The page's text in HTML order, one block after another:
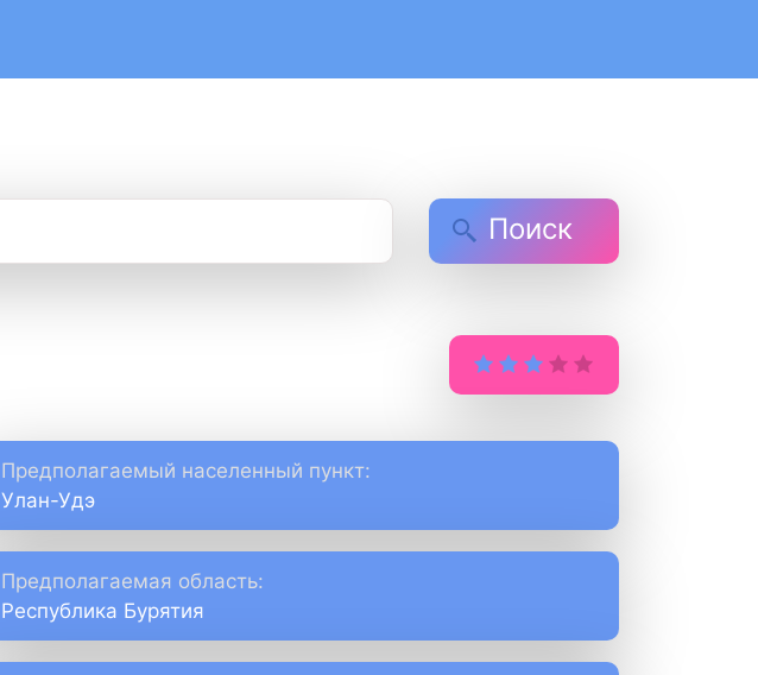
Поиск
Предполагаемый населенный пункт:
Улан-Удэ
Предполагаемая область:
Республика Бурятия